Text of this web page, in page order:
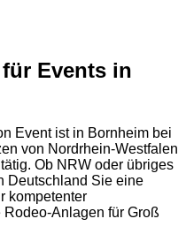
Events in
Event ist in Bornheim bei
von Nordrhein-Westfalen
Ob NRW oder übriges
Deutschland Sie eine
kompetenter
Anlagen für Groß